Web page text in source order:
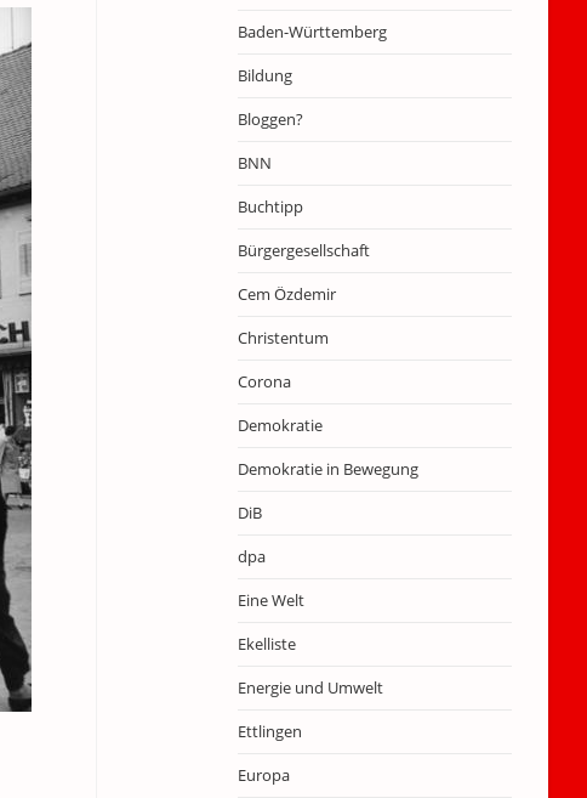
Baden-Württemberg
Bildung
Bloggen?
BNN
Buchtipp
Bürgergesellschaft
Cem Özdemir
Christentum
Corona
Demokratie
Demokratie in Bewegung
DiB
dpa
Eine Welt
Ekelliste
Energie und Umwelt
Ettlingen
Europa